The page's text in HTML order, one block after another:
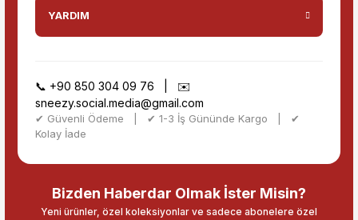
YARDIM
📞 +90 850 304 09 76 | ✉️
sneezy.social.media@gmail.com
✔ Güvenli Ödeme | ✔ 1-3 İş Gününde Kargo | ✔
Kolay İade
Bizden Haberdar Olmak İster Misin?
Yeni ürünler, özel koleksiyonlar ve sadece abonelere özel